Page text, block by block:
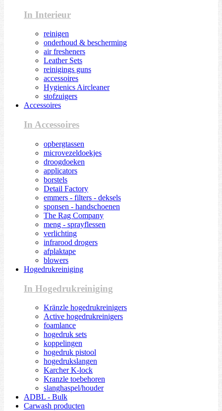
In Interieur
reinigen
onderhoud & bescherming
air fresheners
Leather Sets
reinigings guns
accessoires
Hygienics Aircleaner
stofzuigers
Accessoires
In Accessoires
opbergtassen
microvezeldoekjes
droogdoeken
applicators
borstels
Detail Factory
emmers - filters - deksels
sponsen - handschoenen
The Rag Company
meng - sprayflessen
verlichting
infrarood drogers
afplaktape
blowers
Hogedrukreiniging
In Hogedrukreiniging
Kränzle hogedrukreinigers
Active hogedrukreinigers
foamlance
hogedruk sets
koppelingen
hogedruk pistool
hogedrukslangen
Karcher K-lock
Kranzle toebehoren
slanghaspel/houder
ADBL - Bulk
Carwash producten